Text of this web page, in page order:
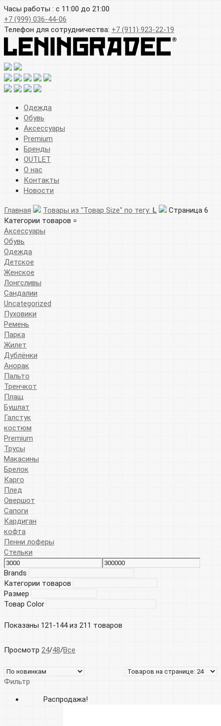
Часы работы : с 11:00 до 21:00
+7 (999) 036-44-06
Телефон для сотрудничества: +7 (911) 923-22-19
Одежда
Обувь
Аксессуары
Premium
Бренды
OUTLET
О нас
Контакты
Новости
Главная Товары из "Товар Size" по тегу: L
Страница 6
Категории товаров =
Аксессуары
Обувь
Одежда
Детское
Женское
Лонгсливы
Сандалии
Uncategorized
Пуховики
Ремень
Парка
Жилет
Дублёнки
Анорак
Пальто
Тренчкот
Плащ
Бушлат
Галстук
костюм
Premium
Трусы
Макасины
Брелок
Карго
Плед
Овершот
Сапоги
Кардиган
кофта
Пенни лоферы
Стельки
Brands
Категории товаров
Размер
Товар Color
Показаны 121-144 из 211 товаров
Просмотр 24/48/Все
Фильтр
Распродажа!